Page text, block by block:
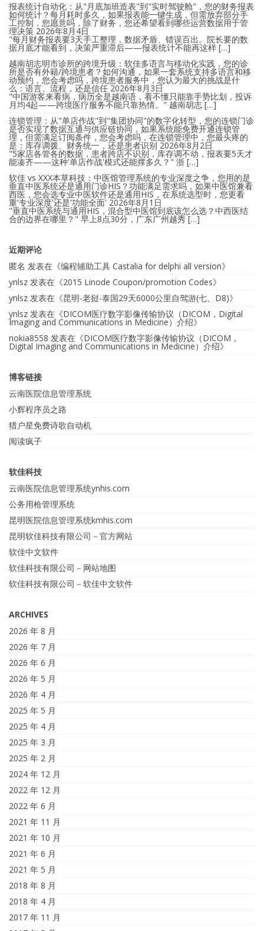
报表统计自动化：从"月底加班造表"到"实时驾驶舱"，您的财务报表
如何统计？每月耗时多久，如果报表能一键生成，但需放弃部分手
工控制，您愿意吗，除了财务，您还希望看到哪些运营数据用于管
理决策 2026年8月4日
"每月财务报表要3天手工整理，数据矛盾、错误百出。院长要的数
据月底才能看到，决策严重滞后——报表统计不能再这样 […]
越南胡志明市诊所的跨境升级：软佳多语言与移动化实践，您的诊
所是否有外籍/跨境患者？如何沟通，如果一套系统支持多语言和移
动预约，您会考虑吗，跨境患者服务中，您认为最大的挑战是什
么：语言、流程，还是信任 2026年8月3日
"中国游客来看病，病历全是越南语，看不懂只能靠手势比划，投诉
月均4起——跨境医疗服务不能只靠热情。" 越南胡志 […]
连锁管理：从"单店作战"到"集团协同"的数字化转型，您的连锁门诊
是否实现了数据互通与供应链协同，如果系统能免费开通连锁管
理，但需满足订阅条件，您会考虑吗，在连锁管理中，您最头疼的
是：库存调拨、财务统一，还是患者识别 2026年8月2日
"5家店各管各的数据，患者跨店不识别，库存调不动，报表要5天才
能凑齐——这种'单店作战'模式还能撑多久？" 浙 […]
软佳 vs XXX本草科技：中医馆管理系统的专业深度之争，您用的是
垂直中医系统还是通用门诊HIS？功能满足需求吗，如果中医馆兼看
西医，您会选专业中医软件还是通用HIS，在系统选型时，您更看
重'专业深度'还是'功能全面' 2026年8月1日
"垂直中医系统与通用HIS，混合型中医馆到底该怎么选？中西医结
合的边界在哪里？" 早上8点30分，广东广州越秀 […]
近期评论
匿名 发表在《编程辅助工具 Castalia for delphi all version》
ynlsz 发表在《2015 Linode Coupon/promotion Codes》
ynlsz 发表在《昆明-老挝-泰国29天6000公里自驾游(七、D8)》
ynlsz 发表在《DICOM医疗数字影像传输协议（DICOM，Digital
Imaging and Communications in Medicine）介绍》
nokia8558 发表在《DICOM医疗数字影像传输协议（DICOM，
Digital Imaging and Communications in Medicine）介绍》
博客链接
云南医院信息管理系统
小辉程序员之路
猎户星免费诗歌自动机
阅读疯子
软佳科技
云南医院信息管理系统ynhis.com
公务用枪管理系统
昆明医院信息管理系统kmhis.com
昆明软佳科技有限公司－官方网站
软佳中文软件
软佳科技有限公司－网站地图
软佳科技有限公司－软佳中文软件
ARCHIVES
2026 年 8 月
2026 年 7 月
2026 年 6 月
2026 年 5 月
2026 年 4 月
2025 年 5 月
2025 年 4 月
2025 年 3 月
2025 年 2 月
2024 年 12 月
2022 年 12 月
2022 年 6 月
2021 年 11 月
2021 年 10 月
2021 年 6 月
2021 年 5 月
2018 年 8 月
2018 年 4 月
2017 年 11 月